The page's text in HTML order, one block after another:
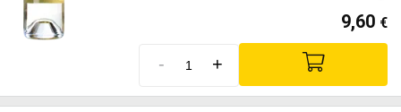
9,60 €
- +